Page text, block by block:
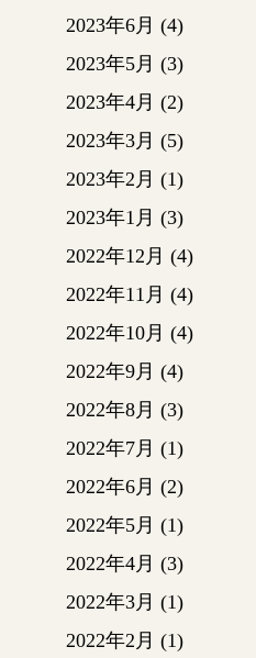
2023年6月 (4)
2023年5月 (3)
2023年4月 (2)
2023年3月 (5)
2023年2月 (1)
2023年1月 (3)
2022年12月 (4)
2022年11月 (4)
2022年10月 (4)
2022年9月 (4)
2022年8月 (3)
2022年7月 (1)
2022年6月 (2)
2022年5月 (1)
2022年4月 (3)
2022年3月 (1)
2022年2月 (1)